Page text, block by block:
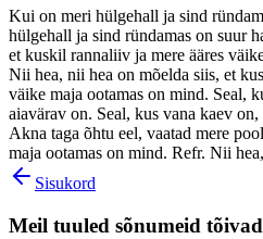
Kui on meri hülgehall ja sind
hülgehall ja sind ründamas on suur
et kuskil rannaliiv ja mere ääres
Nii hea, nii hea on mõelda siis, et
väike maja ootamas on mind. Seal,
aiavärav on. Seal, kus vana kaev
Akna taga õhtu eel, vaatad mere
maja ootamas on mind. Refr. Nii
Sisukord
Meil tuuled sõnumeid tõivad